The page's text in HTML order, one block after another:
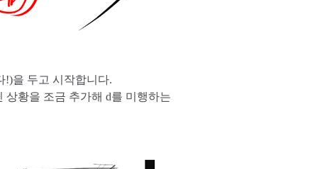
!)을 두고 시작합니다.
상황을 조금 추가해 d를 미행하는